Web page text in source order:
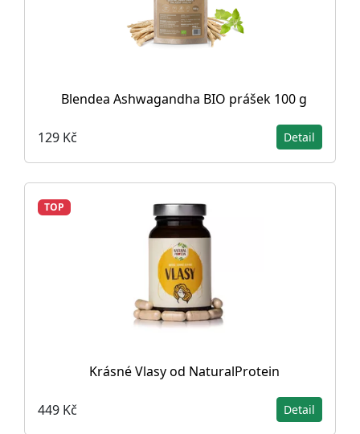
Blendea Ashwagandha BIO prášek 100 g
129 Kč Detail
TOP
Krásné Vlasy od NaturalProtein
449 Kč Detail